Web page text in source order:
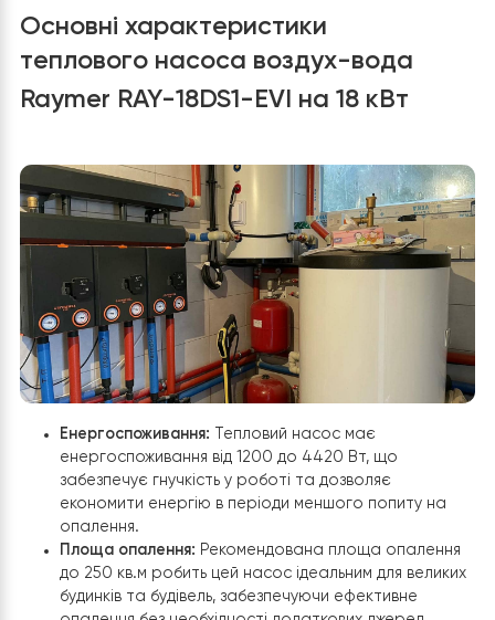
конденсату безпосередньо у каналізацію, що
гарантувало безперебійну та безпечну роботу
за будь-якої погоди. В підсумку, встановлення
опалення у будинку, але й приніс значну зручність та
комфорт його мешканцям. Проект демонструє, як
правильно підібране та професійно встановлене
обладнання може трансформувати житлові умови,
роблячи їх більш затишними та енергоефективними.
Основні характеристики
теплового насоса воздух-вода
Raymer RAY-18DS1-EVI на 18 кВт